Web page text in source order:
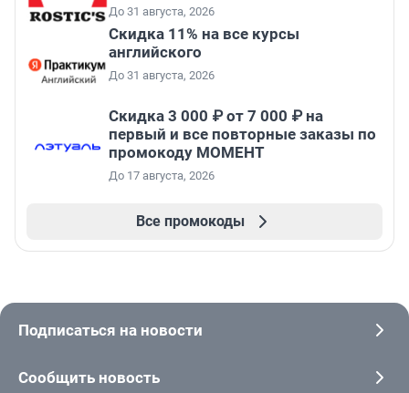
До 31 августа, 2026
Скидка 11% на все курсы
английского
До 31 августа, 2026
Скидка 3 000 ₽ от 7 000 ₽ на
первый и все повторные заказы по
промокоду МОМЕНТ
До 17 августа, 2026
Все промокоды
Подписаться на новости
Сообщить новость